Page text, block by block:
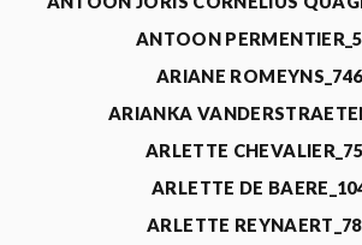
ANTOON
ARIANE
ARIANKA
ARLETTE
ARLETTE DE
ARLETTE